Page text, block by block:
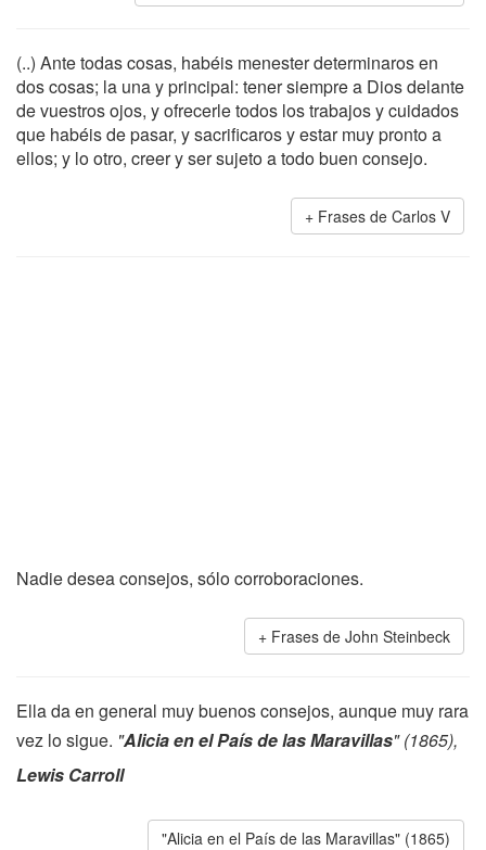
(..) Ante todas cosas, habéis menester determinaros en
dos cosas; la una y principal: tener siempre a Dios delante
de vuestros ojos, y ofrecerle todos los trabajos y cuidados
que habéis de pasar, y sacrificaros y estar muy pronto a
ellos; y lo otro, creer y ser sujeto a todo buen consejo.
Frases de Carlos V
Nadie desea consejos, sólo corroboraciones.
Frases de John Steinbeck
Ella da en general muy buenos consejos, aunque muy rara
vez lo sigue. "Alicia en el País de las Maravillas" (1865),
Lewis Carroll
"Alicia en el País de las Maravillas" (1865)